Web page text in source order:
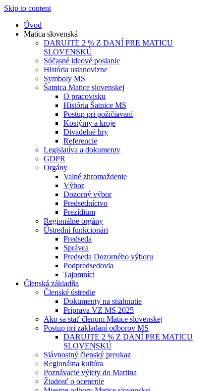
Skip to content
Úvod
Matica slovenská
DARUJTE 2 % Z DANÍ PRE MATICU
SLOVENSKÚ
Súčasné ideové poslanie
História ustanovizne
Symboly MS
Šatnica Matice slovenskej
O pracovisku
História Šatnice MS
Postup pri požičiavaní
Kostýmy a kroje
Divadelné hry
Referencie
Legislatíva a dokumenty
GDPR
Orgány
Valné zhromaždenie
Výbor
Dozorný výbor
Predsedníctvo
Prezídium
Regionálne orgány
Ústrední funkcionári
Predseda
Správca
Predseda Dozorného výboru
Podpredsedovia
Tajomníci
Členská základňa
Členské ústredie
Dokumenty na stiahnutie
Príprava VZ MS 2025
Ako sa stať členom Matice slovenskej
Postup pri zakladaní odborov MS
DARUJTE 2 % Z DANÍ PRE MATICU
SLOVENSKÚ
Slávnostný členský preukaz
Regionálna kultúra
Poznávacie výlety do Martina
Žiadosť o ocenenie